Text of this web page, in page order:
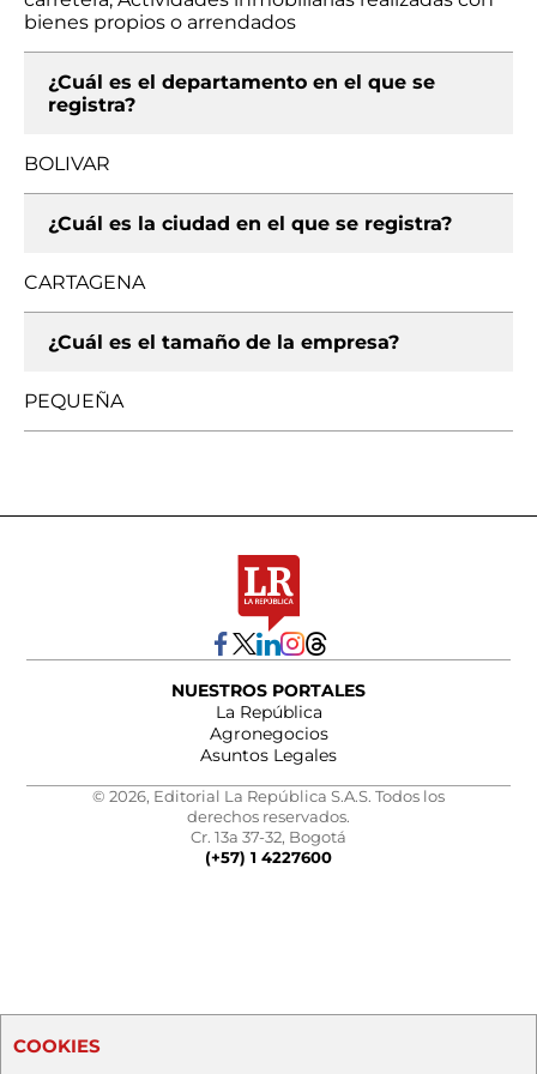
bienes propios o arrendados
¿Cuál es el departamento en el que se
registra?
BOLIVAR
¿Cuál es la ciudad en el que se registra?
CARTAGENA
¿Cuál es el tamaño de la empresa?
PEQUEÑA
NUESTROS PORTALES
La República
Agronegocios
Asuntos Legales
© 2026, Editorial La República S.A.S. Todos los
derechos reservados.
Cr. 13a 37-32, Bogotá
(+57) 1 4227600
COOKIES